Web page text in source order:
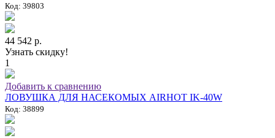
Код: 39803
44 542 р.
Узнать скидку!
1
Добавить к сравнению
ЛОВУШКА ДЛЯ НАСЕКОМЫХ AIRHOT IK-40W
Код: 38899